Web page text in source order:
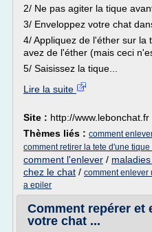
2/ Ne pas agiter la tique
3/ Enveloppez votre chat
4/ Appliquez de l'éther sur la
avez de l'éther (mais ceci
5/ Saisissez la tique...
Lire la suite
Site : http://www.lebonchat.fr
Thèmes liés : comment
comment retirer la tete d'une
comment l'enlever /
chez le chat / comment enlever
a epiler
Comment repérer et
votre chat ...